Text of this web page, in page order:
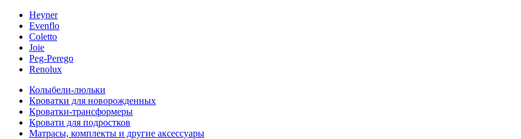
Heyner
Evenflo
Coletto
Joie
Peg-Perego
Renolux
Колыбели-люльки
Кроватки для новорожденных
Кроватки-трансформеры
Кровати для подростков
Матрасы, комплекты и другие аксессуары